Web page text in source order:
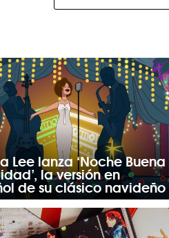
Lee lanza ‘Noche Buena
la versión en
de su clásico navideño